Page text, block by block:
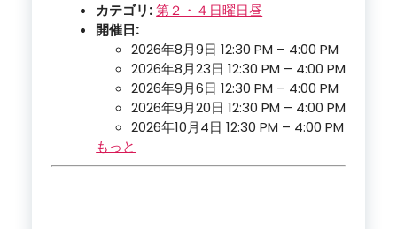
カテゴリ: 第２・４日曜日昼
開催日:
2026年8月9日 12:30 PM – 4:00 PM
2026年8月23日 12:30 PM – 4:00 PM
2026年9月6日 12:30 PM – 4:00 PM
2026年9月20日 12:30 PM – 4:00 PM
2026年10月4日 12:30 PM – 4:00 PM
もっと